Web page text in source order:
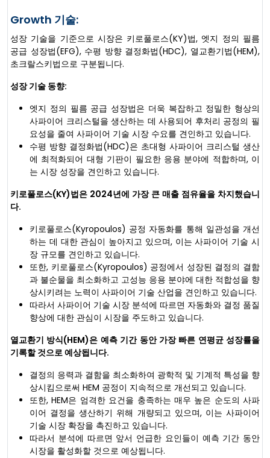
Growth 기술:
성장 기술을 기준으로 시장은 키로풀로스(KY)법, 엣지 정의 필름
공급 성장법(EFG), 수평 방향 결정화법(HDC), 열교환기법(HEM),
초크랄스키법으로 구분됩니다.
성장 기술 동향:
엣지 정의 필름 공급 성장법은 더욱 복잡하고 정밀한 형상의
사파이어 크리스털을 생산하는 데 사용되어 후처리 공정의 필
요성을 줄여 사파이어 기술 시장 수요를 견인하고 있습니다.
수평 방향 결정화법(HDC)은 초대형 사파이어 크리스털 생산
에 최적화되어 대형 기판이 필요한 응용 분야에 적합하며, 이
는 시장 성장을 견인하고 있습니다.
키로풀로스(KY)법은 2024년에 가장 큰 매출 점유율을 차지했습니
다.
키로풀로스(Kyropoulos) 공정 자동화를 통해 일관성을 개선
하는 데 대한 관심이 높아지고 있으며, 이는 사파이어 기술 시
장 규모를 견인하고 있습니다.
또한, 키로풀로스(Kyropoulos) 공정에서 성장된 결정의 결함
과 불순물을 최소화하고 고성능 응용 분야에 대한 적합성을 향
상시키려는 노력이 사파이어 기술 산업을 견인하고 있습니다.
따라서 사파이어 기술 시장 분석에 따르면 자동화와 결정 품질
향상에 대한 관심이 시장을 주도하고 있습니다.
열교환기 방식(HEM)은 예측 기간 동안 가장 빠른 연평균 성장률을
기록할 것으로 예상됩니다.
결정의 응력과 결함을 최소화하여 광학적 및 기계적 특성을 향
상시킴으로써 HEM 공정이 지속적으로 개선되고 있습니다.
또한, HEM은 엄격한 요건을 충족하는 매우 높은 순도의 사파
이어 결정을 생산하기 위해 개량되고 있으며, 이는 사파이어
기술 시장 확장을 촉진하고 있습니다.
따라서 분석에 따르면 앞서 언급한 요인들이 예측 기간 동안
시장을 활성화할 것으로 예상됩니다.